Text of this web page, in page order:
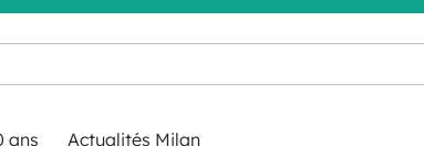
ans Actualités Milan